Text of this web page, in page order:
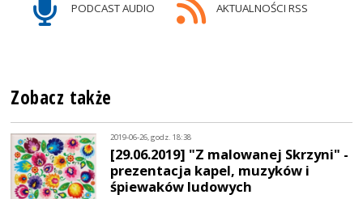
PODCAST AUDIO AKTUALNOŚCI RSS
Zobacz także
2019-06-26, godz. 18:38
[29.06.2019] "Z malowanej Skrzyni" -
prezentacja kapel, muzyków i
śpiewaków ludowych